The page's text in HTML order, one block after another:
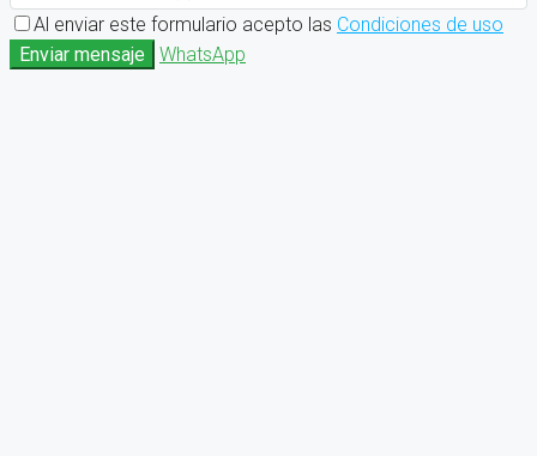
Al enviar este formulario acepto las Condiciones de uso
Enviar mensaje
WhatsApp